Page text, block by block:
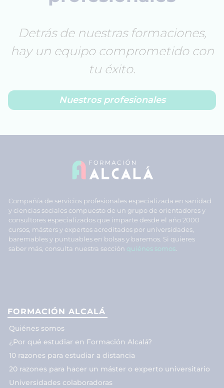
Detrás de nuestras formaciones,
hay un equipo comprometido con
tu éxito.
Nuestros profesionales
Compañía de servicios profesionales especializada en sanidad
y ciencias sociales compuesto de un grupo de orientadores y
consultores especializados que imparte desde el año 2000
cursos, másters y expertos acreditados por universidades,
baremables y puntuables en bolsas y baremos. Si quieres
saber más, consulta nuestra sección quiénes somos
FORMACIÓN ALCALÁ
Quiénes somos
¿Por qué estudiar en Formación Alcalá?
10 razones para estudiar a distancia
20 razones para hacer un máster o experto universitario
Universidades colaboradoras